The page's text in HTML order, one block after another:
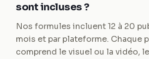
sont incluses ?
Nos formules incluent 12 à 20
mois et par plateforme. Chaque
comprend le visuel ou la vidéo,